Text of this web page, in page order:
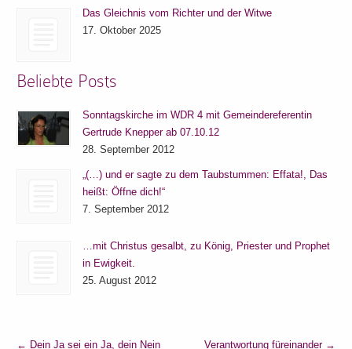
Das Gleichnis vom Richter und der Witwe
17. Oktober 2025
Beliebte Posts
Sonntagskirche im WDR 4 mit Gemeindereferentin
Gertrude Knepper ab 07.10.12
28. September 2012
„(…) und er sagte zu dem Taubstummen: Effata!, Das
heißt: Öffne dich!“
7. September 2012
…mit Christus gesalbt, zu König, Priester und Prophet
in Ewigkeit.
25. August 2012
← Dein Ja sei ein Ja, dein Nein
Verantwortung füreinander →